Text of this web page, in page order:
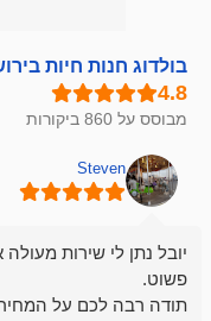
בולדוג חנות חיות
מבוסס על 860 ביקורות
Steven
יובל נתן לי שירות מעולה
פשוט.
תודה רבה לכם על